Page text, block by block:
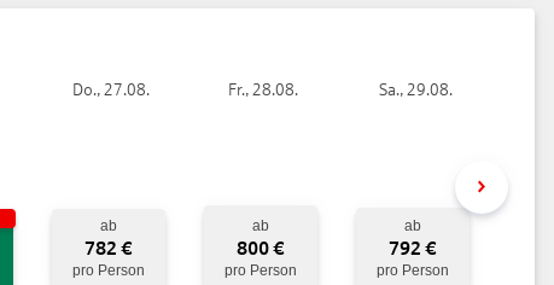
Do., 27.08.
ab
782 €
pro Person
Fr., 28.08.
ab
800€
pro Person
Sa., 29.08.
ab
792 €
pro Person